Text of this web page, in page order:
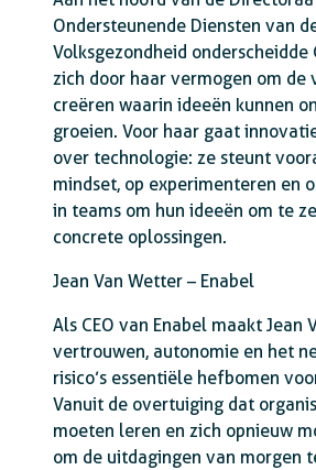
Ondersteunende Diensten van
Volksgezondheid onderscheidde
zich door haar vermogen om de
creëren waarin ideeën kunnen
groeien. Voor haar gaat
over technologie: ze steunt
mindset, op experimenteren en
in teams om hun ideeën om te
concrete oplossingen.
Jean Van Wetter – Enabel
Als CEO van Enabel maakt Jean
vertrouwen, autonomie en het
risico’s essentiële hefbomen
Vanuit de overtuiging dat
moeten leren en zich opnieuw
om de uitdagingen van morgen